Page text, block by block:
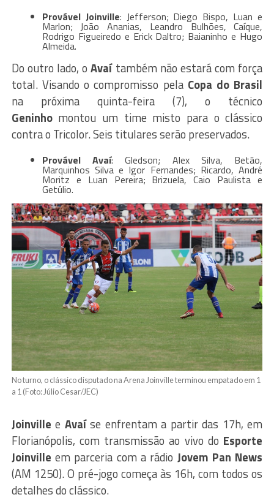
Provável Joinville: Jefferson; Diego Bispo, Luan e
Marlon; João Ananias, Leandro Bulhões, Caíque,
Rodrigo Figueiredo e Erick Daltro; Baianinho e Hugo
Almeida.
Do outro lado, oAvaítambém não estará com força
total. Visando o compromisso pela Copa do Brasil
na próxima quinta-feira (7), o técnico
Geninhomontou um time misto para o clássico
contra o Tricolor. Seis titulares serão preservados.
Provável Avaí: Gledson; Alex Silva, Betão,
Marquinhos Silva e Igor Fernandes; Ricardo, André
Moritz e Luan Pereira; Brizuela, Caio Paulista e
Getúlio.
No turno, o clássico disputado na Arena Joinville terminou empatado em 1
a 1 (Foto: Júlio Cesar/JEC)
Joinville e Avaíse enfrentam a partir das 17h, em
Florianópolis, com transmissão ao vivo do Esporte
Joinville em parceria com a rádio Jovem Pan News
(AM 1250). O pré-jogo começa às 16h, com todos os
detalhes do clássico.